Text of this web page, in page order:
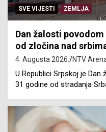
SVE VIJESTI ZEMLJA
Dan žalosti
od zločina nad
4. Augusta 2026. NTV
U Republici Srpskoj je
31 godine od stradanja